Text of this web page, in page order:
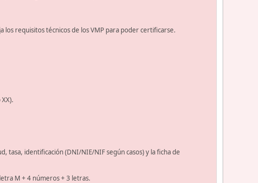
los requisitos técnicos de los VMP para poder certificarse.
tasa, identificación (DNI/NIE/NIF según casos) y la ficha de
M + 4 números + 3 letras.